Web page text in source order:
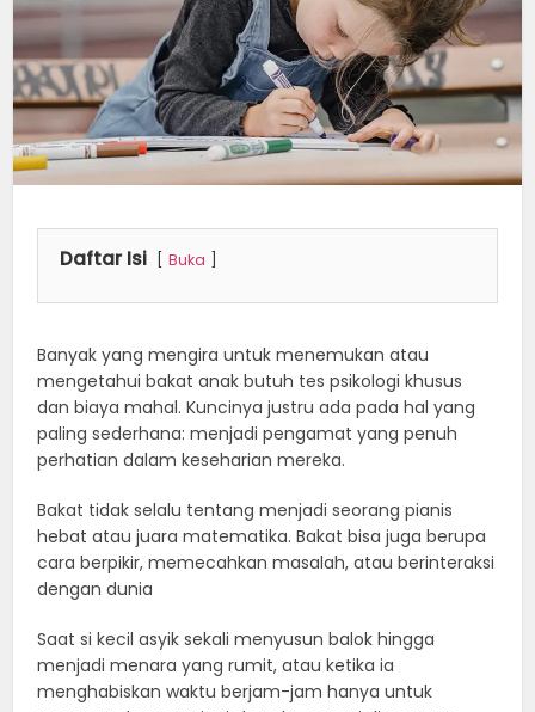
Daftar Isi Buka
Banyak yang mengira untuk menemukan atau
mengetahui bakat anak butuh tes psikologi khusus
dan biaya mahal. Kuncinya justru ada pada hal yang
paling sederhana: menjadi pengamat yang penuh
perhatian dalam keseharian mereka.
Bakat tidak selalu tentang menjadi seorang pianis
hebat atau juara matematika. Bakat bisa juga berupa
cara berpikir, memecahkan masalah, atau berinteraksi
dengan dunia
Saat si kecil asyik sekali menyusun balok hingga
menjadi menara yang rumit, atau ketika ia
menghabiskan waktu berjam-jam hanya untuk